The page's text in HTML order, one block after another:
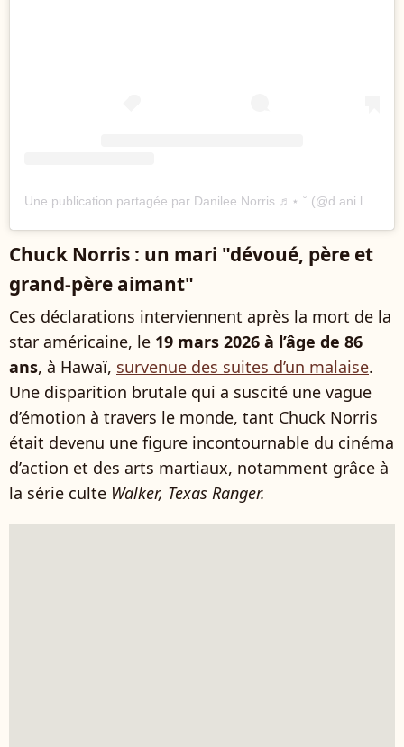
Chuck Norris : un mari "dévoué, père et
grand-père aimant"
Ces déclarations interviennent après la mort de la
star américaine, le 19 mars 2026 à l’âge de 86
ans, à Hawaï, survenue des suites d’un malaise.
Une disparition brutale qui a suscité une vague
d’émotion à travers le monde, tant Chuck Norris
était devenu une figure incontournable du cinéma
d’action et des arts martiaux, notamment grâce à
la série culte Walker, Texas Ranger.